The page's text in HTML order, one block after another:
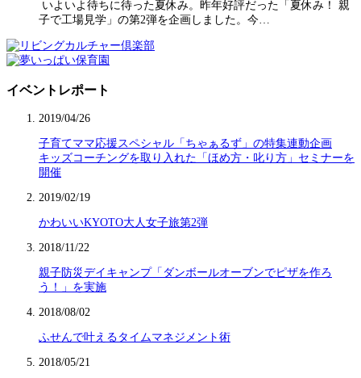
いよいよ待ちに待った夏休み。昨年好評だった「夏休み！ 親
子で工場見学」の第2弾を企画しました。今…
イベントレポート
2019/04/26
子育てママ応援スペシャル「ちゃぁるず」の特集連動企画
キッズコーチングを取り入れた「ほめ方・叱り方」セミナーを
開催
2019/02/19
かわいいKYOTO大人女子旅第2弾
2018/11/22
親子防災デイキャンプ「ダンボールオーブンでピザを作ろ
う！」を実施
2018/08/02
ふせんで叶えるタイムマネジメント術
2018/05/21